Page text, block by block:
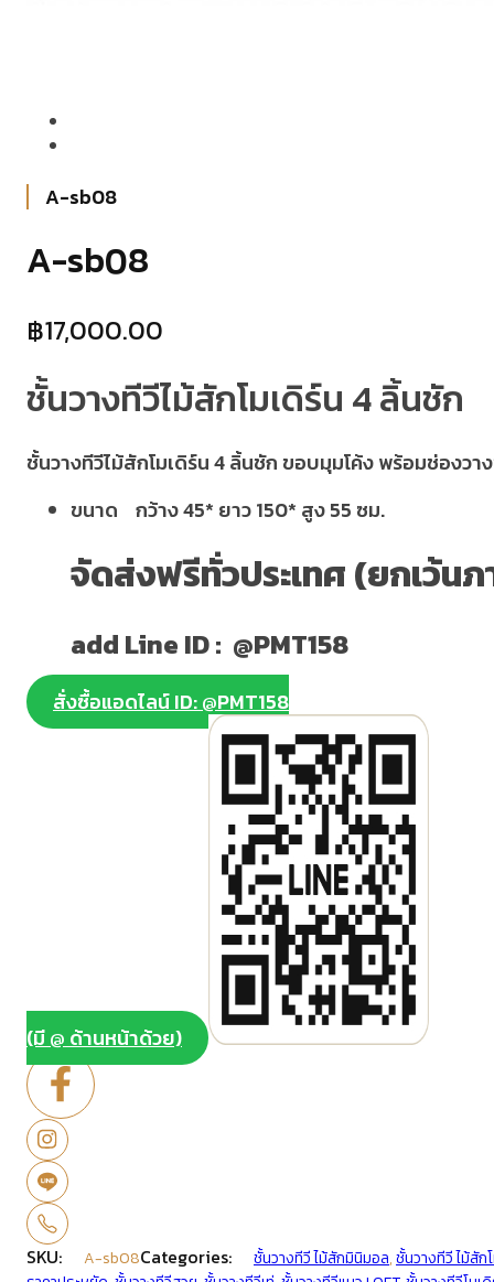
A-sb08
A-sb08
฿17,000.00
ชั้นวางทีวีไม้สักโมเดิร์น 4 ลิ้นชัก
ชั้นวางทีวีไม้สักโมเดิร์น 4 ลิ้นชัก ขอบมุมโค้ง พร้อมช่องวา
ขนาด กว้าง 45* ยาว 150* สูง 55 ซม.
จัดส่งฟรีทั่วประเทศ (ยกเว้นภ
add Line ID : @PMT158
สั่งซื้อแอดไลน์ ID: @PMT158
(มี @ ด้านหน้าด้วย)
SKU: A-sb08Categories: ชั้นวางทีวี ไม้สักมินิมอล,ชั้นวางทีวี ไม้สัก